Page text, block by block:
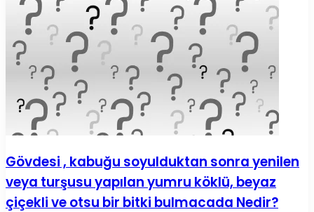
Gövdesi , kabuğu soyulduktan sonra yenilen
veya turşusu yapılan yumru köklü, beyaz
çiçekli ve otsu bir bitki bulmacada Nedir?